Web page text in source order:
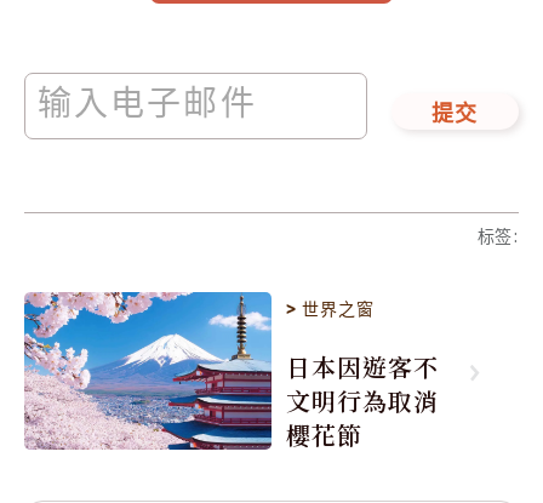
提交
标签:
>世界之窗
日本因遊客不
文明行為取消
櫻花節